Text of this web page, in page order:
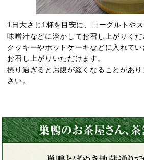
1日大さじ1杯を目安に、ヨーグルトや
味噌汁などに溶かしてお召し上がりくだ
クッキーやホットケーキなどに入れてい
お召し上がりいただけます。
摂り過ぎるとお腹が緩くなることがあ
さい。